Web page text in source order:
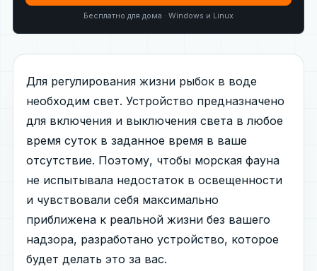
Бесплатно для дома · Windows и Linux
Для регулирования жизни рыбок в воде
необходим свет. Устройство предназначено
для включения и выключения света в любое
время суток в заданное время в ваше
отсутствие. Поэтому, чтобы морская фауна
не испытывала недостаток в освещенности
и чувствовали себя максимально
приближена к реальной жизни без вашего
надзора, разработано устройство, которое
будет делать это за вас.